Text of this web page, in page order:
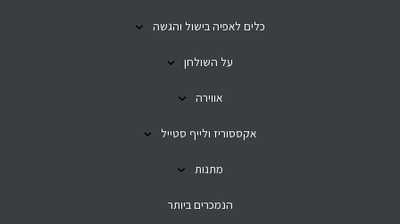
כלים לאפיה בישול והגשה
על השולחן
אווירה
אקססוריז ולייף סטייל
מתנות
הנמכרים ביותר